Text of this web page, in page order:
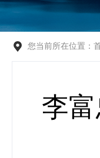
您当前所在位置：
李